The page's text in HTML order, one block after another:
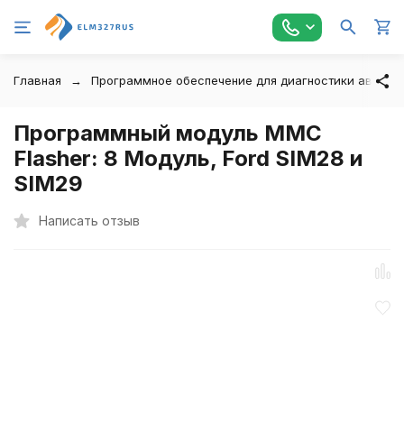
Главная Программное обеспечение для диагностики
Программный модуль MMC
Flasher: 8 Модуль, Ford SIM28 и
SIM29
Написать отзыв